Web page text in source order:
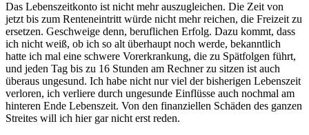
Das Lebenszeitkonto ist nicht mehr auszugleichen. Die Zeit von
jetzt bis zum Renteneintritt würde nicht mehr reichen, die Freizeit zu
ersetzen. Geschweige denn, beruflichen Erfolg. Dazu kommt, dass
ich nicht weiß, ob ich so alt überhaupt noch werde, bekanntlich
hatte ich mal eine schwere Vorerkrankung, die zu Spätfolgen führt,
und jeden Tag bis zu 16 Stunden am Rechner zu sitzen ist auch
überaus ungesund. Ich habe nicht nur viel der bisherigen Lebenszeit
verloren, ich verliere durch ungesunde Einflüsse auch nochmal am
hinteren Ende Lebenszeit. Von den finanziellen Schäden des ganzen
Streites will ich hier gar nicht erst reden.